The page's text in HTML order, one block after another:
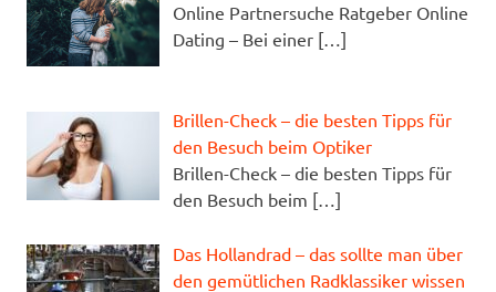
Online Partnersuche Ratgeber Online
Dating – Bei einer […]
Brillen-Check – die besten Tipps für
den Besuch beim Optiker
Brillen-Check – die besten Tipps für
den Besuch beim […]
Das Hollandrad – das sollte man über
den gemütlichen Radklassiker wissen